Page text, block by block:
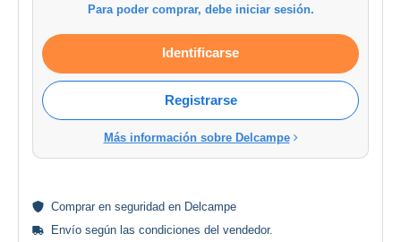
Para poder comprar, debe iniciar sesión.
Identificarse
Registrarse
Más información sobre Delcampe
Comprar en seguridad en Delcampe
Envío según las condiciones del vendedor.